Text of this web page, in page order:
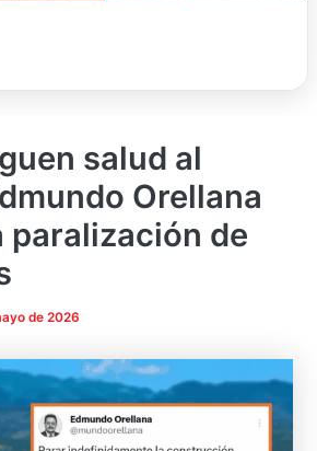
salud al
Orellana
paralización de
de 2026